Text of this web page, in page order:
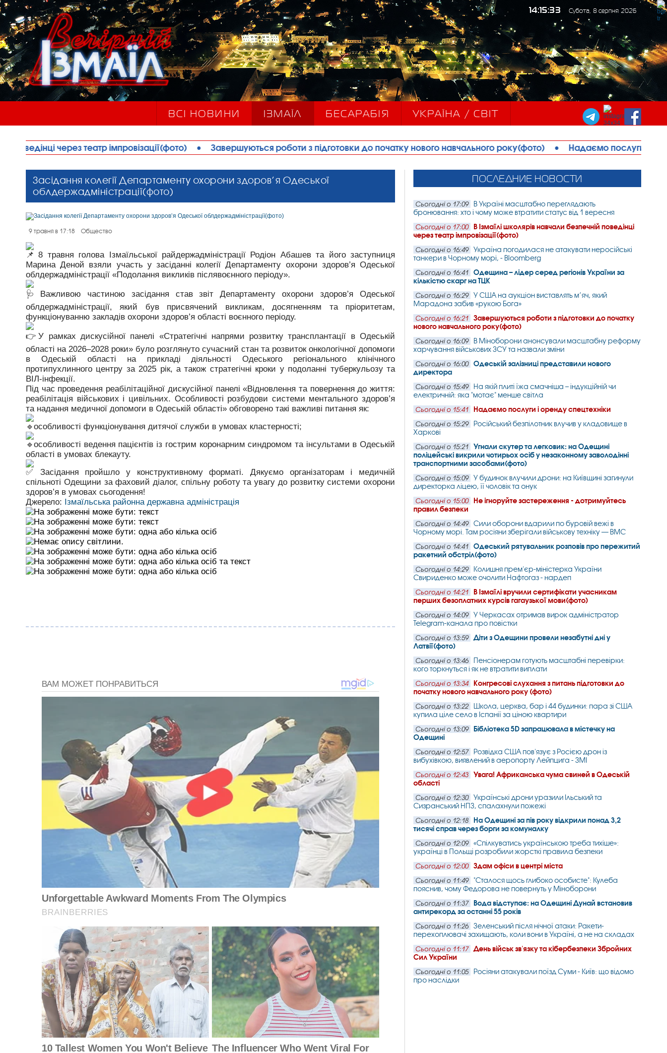
14:15:35 Субота, 8 серпня 2026
ВСІ НОВИНИ ІЗМАЇЛ БЕСАРАБІЯ УКРАЇНА / СВІТ
театр імпровізації(фото) • Завершуються роботи з підготовки до початку нового навчального року(фото) • Надаємо послуги і оренду спецтехніки
Засідання колегії Департаменту охорони здоров’я Одеської
облдержадміністрації(фото)
9 травня в 17:18 Общество
8 травня голова Ізмаїльської райдержадміністрації Родіон Абашев та його заступниця
Марина Деной взяли участь у засіданні колегії Департаменту охорони здоров’я Одеської
облдержадміністрації «Подолання викликів післявоєнного періоду».
Важливою частиною засідання став звіт Департаменту охорони здоров’я Одеської
облдержадміністрації, який був присвячений викликам, досягненням та пріоритетам,
функціонуванню закладів охорони здоров’я області воєнного періоду.
У рамках дискусійної панелі «Стратегічні напрями розвитку трансплантації в Одеській
області на 2026–2028 роки» було розглянуто сучасний стан та розвиток онкологічної допомоги
в Одеській області на прикладі діяльності Одеського регіонального клінічного
протипухлинного центру за 2025 рік, а також стратегічні кроки у подоланні туберкульозу та
ВІЛ-інфекції.
Під час проведення реабілітаційної дискусійної панелі «Відновлення та повернення до життя:
реабілітація військових і цивільних. Особливості розбудови системи ментального здоров’я
та надання медичної допомоги в Одеській області» обговорено такі важливі питання як:
особливості функціонування дитячої служби в умовах кластерності;
особливості ведення пацієнтів із гострим коронарним синдромом та інсультами в Одеській
області в умовах блекауту.
Засідання пройшло у конструктивному форматі. Дякуємо організаторам і медичній
спільноті Одещини за фаховий діалог, спільну роботу та увагу до розвитку системи охорони
здоров’я в умовах сьогодення!
Джерело: Ізмаїльська районна державна адміністрація
ПОСЛЕДНИЕ НОВОСТИ
Сьогодні о 17:09
В Україні масштабно переглядають
бронювання: хто і чому може втратити статус від 1 вересня
Сьогодні о 17:00
В Ізмаїлі школярів навчали безпечній поведінці
через театр імпровізації(фото)
Сьогодні о 16:49
Україна погодилася не атакувати неросійські
танкери в Чорному морі, - Bloomberg
Сьогодні о 16:41
Одещина – лідер серед регіонів України за
кількістю скарг на ТЦК
Сьогодні о 16:29
У США на аукціон виставлять м’яч, який
Марадона забив «рукою Бога»
Сьогодні о 16:21
Завершуються роботи з підготовки до початку
нового навчального року(фото)
Сьогодні о 16:09
В Міноборони анонсували масштабну реформу
харчування військових ЗСУ та назвали зміни
Сьогодні о 16:00
Одеській залізниці представили нового
директора
Сьогодні о 15:49
На якій плиті їжа смачніша – індукційній чи
електричній: яка "мотає" менше світла
Сьогодні о 15:41 Надаємо послуги і оренду спецтехніки
Сьогодні о 15:29
Російський безпілотник влучив у кладовище в
Харкові
Сьогодні о 15:21
Угнали скутер та легковик: на Одещині
поліцейські викрили чотирьох осіб у незаконному заволодінні
транспортними засобами(фото)
Сьогодні о 15:09
У будинок влучили дрони: на Київщині загинули
директорка ліцею, її чоловік та онук
Сьогодні о 15:00
Не ігноруйте застереження - дотримуйтесь
правил безпеки
Сьогодні о 14:49
Сили оборони вдарили по буровій вежі в
Чорному морі. Там росіяни зберігали військову техніку — ВМС
Сьогодні о 14:41
Одеський рятувальник розповів про пережитий
ракетний обстріл(фото)
Сьогодні о 14:29
Колишня прем'єр-міністерка України
Свириденко може очолити Нафтогаз - нардеп
Сьогодні о 14:21
В Ізмаїлі вручили сертифікати учасникам
перших безоплатних курсів гагаузької мови(фото)
Сьогодні о 14:09
У Черкасах отримав вирок адміністратор
Telegram-канала про повістки
Сьогодні о 13:59
Діти з Одещини провели незабутні дні у
Латвії(фото)
Сьогодні о 13:46
Пенсіонерам готують масштабні перевірки:
кого торкнуться і як не втратити виплати
Сьогодні о 13:34
Конгресові слухання з питань підготовки до
початку нового навчального року (фото)
Сьогодні о 13:22
Школа, церква, бар і 44 будинки: пара зі США
купила ціле село в Іспанії за ціною квартири
Сьогодні о 13:09
Бібліотека 5D запрацювала в містечку на
Одещині
Сьогодні о 12:57
Розвідка США пов'язує з Росією дрон із
вибухівкою, виявлений в аеропорту Лейпцига - ЗМІ
Сьогодні о 12:43
Увага! Африканська чума свиней в Одеській
області
Сьогодні о 12:30
Українські дрони уразили Ільський та
Сизранський НПЗ, спалахнули пожежі
Сьогодні о 12:18
На Одещині за пів року відкрили понад 3,2
тисячі справ через борги за комуналку
Сьогодні о 12:09
«Спілкуватись українською треба тихіше»:
українці в Польщі розробили жорсткі правила безпеки
Сьогодні о 12:00 Здам офіси в центрі міста
Сьогодні о 11:49
"Сталося щось глибоко особисте": Кулеба
пояснив, чому Федорова не повернуть у Міноборони
Сьогодні о 11:37
Вода відступає: на Одещині Дунай встановив
антирекорд за останні 55 років
Сьогодні о 11:26
Зеленський після нічної атаки: Ракети-
перехоплювачі захищають, коли вони в Україні, а не на складах
Сьогодні о 11:17
День військ зв'язку та кібербезпеки Збройних
Сил України
Сьогодні о 11:05
Росіяни атакували поїзд Суми - Київ: що відомо
про наслідки